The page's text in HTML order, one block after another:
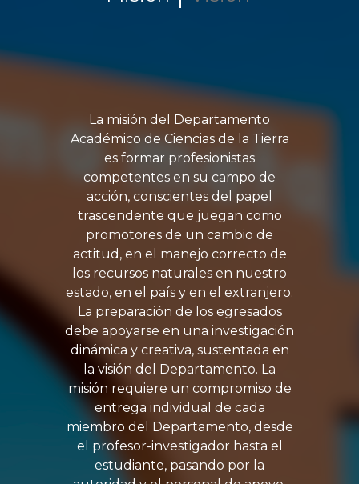
La misión del Departamento
Académico de Ciencias de la Tierra
es formar profesionistas
competentes en su campo de
acción, conscientes del papel
trascendente que juegan como
promotores de un cambio de
actitud, en el manejo correcto de
los recursos naturales en nuestro
estado, en el país y en el extranjero.
La preparación de los egresados
debe apoyarse en una investigación
dinámica y creativa, sustentada en
la visión del Departamento. La
misión requiere un compromiso de
entrega individual de cada
miembro del Departamento, desde
el profesor-investigador hasta el
estudiante, pasando por la